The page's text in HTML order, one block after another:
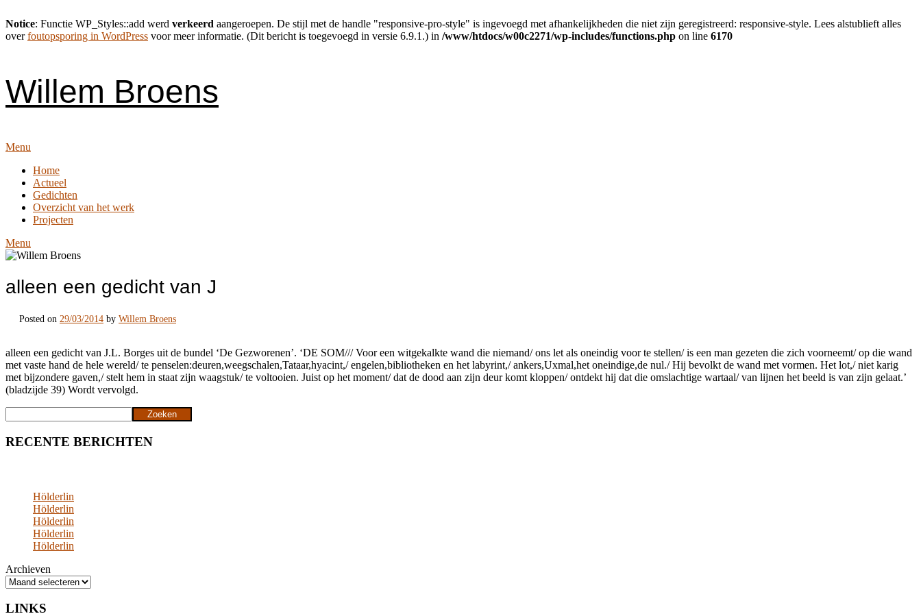
Notice: Functie WP_Styles::add werd verkeerd aangeroepen. De stijl met de handle "responsive-pro-style" is ingevoegd met afhankelijkheden die niet zijn geregistreerd: responsive-style. Lees alstublieft alles
overfoutopsporing in WordPress voor meer informatie. (Dit bericht is toegevoegd in versie 6.9.1.) in /www/htdocs/w00c2271/wp-includes/functions.php on line 6170
Willem Broens
Menu
Home
Actueel
Gedichten
Overzicht van het werk
Projecten
Menu
alleen een gedicht van J
Posted on 29/03/2014 by Willem Broens
alleen een gedicht van J.L. Borges uit de bundel ‘De Gezworenen’. ‘DE SOM/// Voor een witgekalkte wand die niemand/ ons let als oneindig voor te stellen/ is een man gezeten die zich voorneemt/ op die wand
met vaste hand de hele wereld/ te penselen:deuren,weegschalen,Tataar,hyacint,/ engelen,bibliotheken en het labyrint,/ ankers,Uxmal,het oneindige,de nul./ Hij bevolkt de wand met vormen. Het lot,/ niet karig
met bijzondere gaven,/ stelt hem in staat zijn waagstuk/ te voltooien. Juist op het moment/ dat de dood aan zijn deur komt kloppen/ ontdekt hij dat die omslachtige wartaal/ van lijnen het beeld is van zijn gelaat.’
(bladzijde 39) Wordt vervolgd.
Zoeken
RECENTE BERICHTEN
Hölderlin
Hölderlin
Hölderlin
Hölderlin
Hölderlin
Archieven
LINKS